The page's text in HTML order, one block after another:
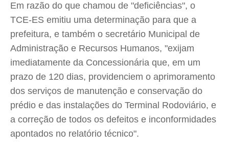
Em razão do que chamou de "deficiências", o
TCE-ES emitiu uma determinação para que a
prefeitura, e também o secretário Municipal de
Administração e Recursos Humanos, "exijam
imediatamente da Concessionária que, em um
prazo de 120 dias, providenciem o aprimoramento
dos serviços de manutenção e conservação do
prédio e das instalações do Terminal Rodoviário, e
a correção de todos os defeitos e inconformidades
apontados no relatório técnico".